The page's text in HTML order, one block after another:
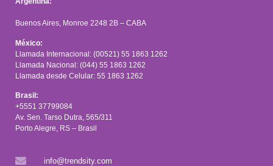
Buenos Aires, Monroe 2248 2B – CABA
México:
Llamada Internacional: (00521) 55 1863 1262
Llamada Nacional: (044) 55 1863 1262
Llamada desde Celular: 55 1863 1262
Brasil:
+5551 37799084
Av. Sen. Tarso Dutra, 565/311
Porto Alegre, RS – Brasil
info@trendsity.com